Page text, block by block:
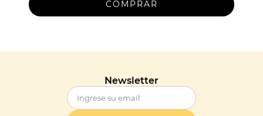
Newsletter